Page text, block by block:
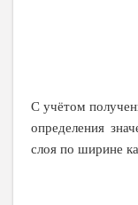
С учётом
определения
слоя по ширине